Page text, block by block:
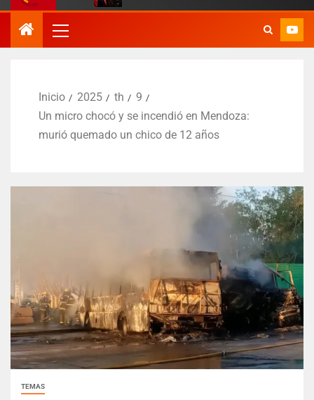
Inicio 2025 th
9
Un micro chocó y se incendió en Mendoza:
murió quemado un chico de 12 años
TEMAS